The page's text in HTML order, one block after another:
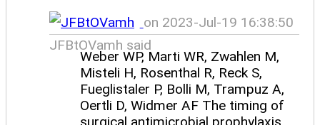
on 2023-Jul-19 16:38:50
JFBtOVamh said
Weber WP, Marti WR, Zwahlen M,
Misteli H, Rosenthal R, Reck S,
Fueglistaler P, Bolli M, Trampuz A,
Oertli D, Widmer AF The timing of